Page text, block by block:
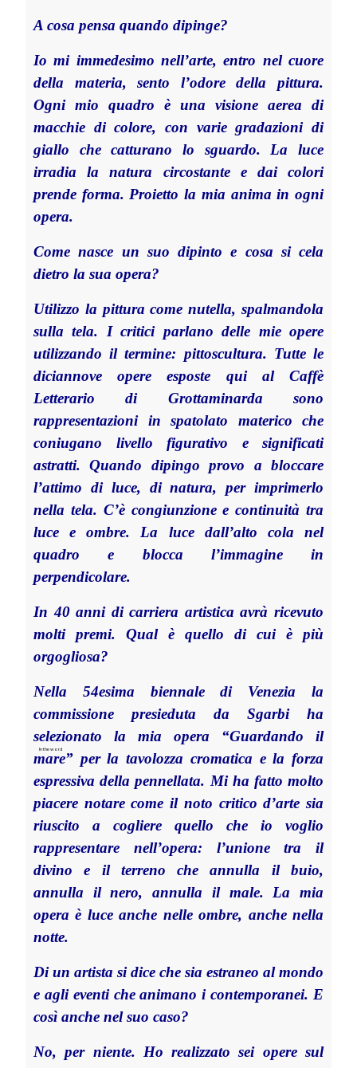
In the word
A cosa pensa quando dipinge?
Io mi immedesimo nell’arte, entro nel cuore
della materia, sento l’odore della pittura.
Ogni mio quadro è una visione aerea di
macchie di colore, con varie gradazioni di
giallo che catturano lo sguardo. La luce
irradia la natura circostante e dai colori
prende forma. Proietto la mia anima in ogni
opera.
Come nasce un suo dipinto e cosa si cela
dietro la sua opera?
Utilizzo la pittura come nutella, spalmandola
sulla tela. I critici parlano delle mie opere
utilizzando il termine: pittoscultura. Tutte le
diciannove opere esposte qui al Caffè
Letterario di Grottaminarda sono
rappresentazioni in spatolato materico che
coniugano livello figurativo e significati
astratti. Quando dipingo provo a bloccare
l’attimo di luce, di natura, per imprimerlo
nella tela. C’è congiunzione e continuità tra
luce e ombre. La luce dall’alto cola nel
quadro e blocca l’immagine in
perpendicolare.
In 40 anni di carriera artistica avrà ricevuto
molti premi. Qual è quello di cui è più
orgogliosa?
Nella 54esima biennale di Venezia la
commissione presieduta da Sgarbi ha
selezionato la mia opera “Guardando il
mare” per la tavolozza cromatica e la forza
espressiva della pennellata. Mi ha fatto molto
piacere notare come il noto critico d’arte sia
riuscito a cogliere quello che io voglio
rappresentare nell’opera: l’unione tra il
divino e il terreno che annulla il buio,
annulla il nero, annulla il male. La mia
opera è luce anche nelle ombre, anche nella
notte.
Di un artista si dice che sia estraneo al mondo
e agli eventi che animano i contemporanei. E
così anche nel suo caso?
No, per niente. Ho realizzato sei opere sul